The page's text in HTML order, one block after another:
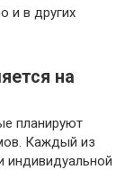
и в других
на
планируют
Каждый из
индивидуальной